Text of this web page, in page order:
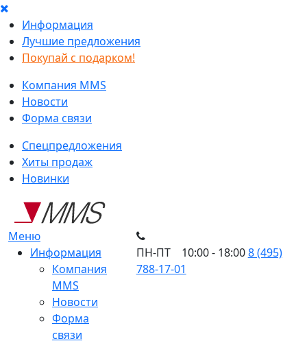
Информация
Лучшие предложения
Покупай с подарком!
Компания MMS
Новости
Форма связи
Спецпредложения
Хиты продаж
Новинки
Меню
Информация
Компания
MMS
Новости
Форма
связи
ПН-ПТ 10:00 - 18:008 (495)
788-17-01